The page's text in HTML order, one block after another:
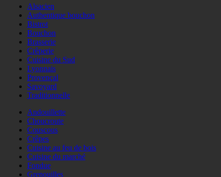
Alsacien
Authentique bouchon
Bistrot
Bouchon
Brasserie
Crêperie
Cuisine du Sud
Lyonnais
Provençal
Savoyard
Traditionnelle
Andouillette
Choucroute
Couscous
Crêpes
Cuisine au feu de bois
Cuisine du marché
Fondue
Grenouilles